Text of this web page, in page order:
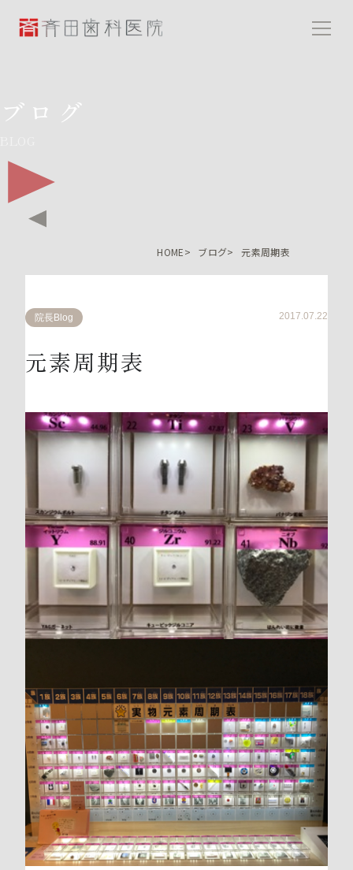
斉田歯科医院
ブログ
HOME ブログ 元素周期表
院長Blog 2017.07.22
元素周期表